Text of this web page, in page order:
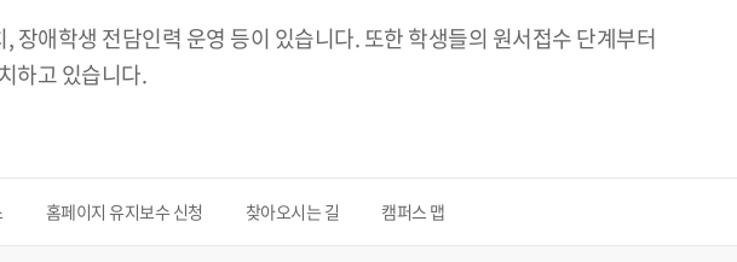
애학생 전담인력 운영 등이 있습니다. 또한 학생들의 원서접수 단계부터
하고 있습니다.
홈페이지 유지보수 신청 찾아오시는 길 캠퍼스 맵